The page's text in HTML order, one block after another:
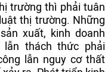
trường thì phải tuân
thị trường. Những
xuất, kinh doanh
thách thức phải
lẫn nguy cơ thất